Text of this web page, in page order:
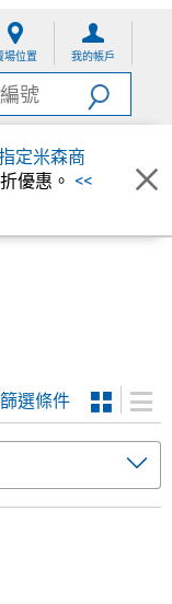
場位置 我的帳戶
定米森商
優惠。 <<
篩選條件